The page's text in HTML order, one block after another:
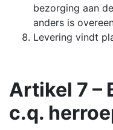
bezorging aan
anders is
Levering vindt
Artikel 7 –
c.q.